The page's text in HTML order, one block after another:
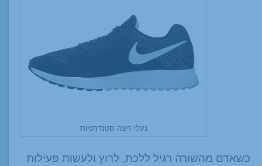
נעלי ריצה סטנדרטיות
כשאדם מהשורה רגיל ללכת, לרוץ ולעשות פעילות